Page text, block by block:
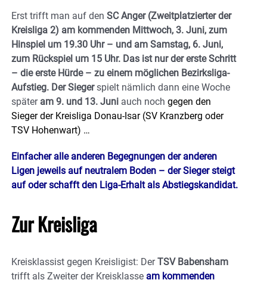
Erst trifft man auf den SC Anger (Zweitplatzierter der
Kreisliga 2) am kommenden Mittwoch, 3. Juni, zum
Hinspiel um 19.30 Uhr – und am Samstag, 6. Juni,
zum Rückspiel um 15 Uhr. Das ist nur der erste Schritt
– die erste Hürde – zu einem möglichen Bezirksliga-
Aufstieg. Der Siegerspielt nämlich dann eine Woche
später am 9. und 13. Juni auch noch gegen den
Sieger der Kreisliga Donau-Isar (SV Kranzberg oder
TSV Hohenwart) …
Einfacher alle anderen Begegnungen der anderen
Ligen jeweils auf neutralem Boden – der Sieger steigt
auf oder schafft den Liga-Erhalt als Abstiegskandidat.
Zur Kreisliga
Kreisklassist gegen Kreisligist: DerTSV Babensham
trifft als Zweiter der Kreisklasse am kommenden